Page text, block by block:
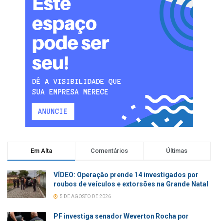
Em Alta Comentários Últimas
VÍDEO: Operação prende 14 investigados por
roubos de veículos e extorsões na Grande Natal
5 DE AGOSTO DE 2026
PF investiga senador Weverton Rocha por